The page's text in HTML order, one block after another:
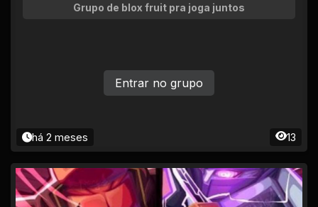
Grupo de blox fruit pra joga juntos
há 2 meses 13
Entrar no grupo